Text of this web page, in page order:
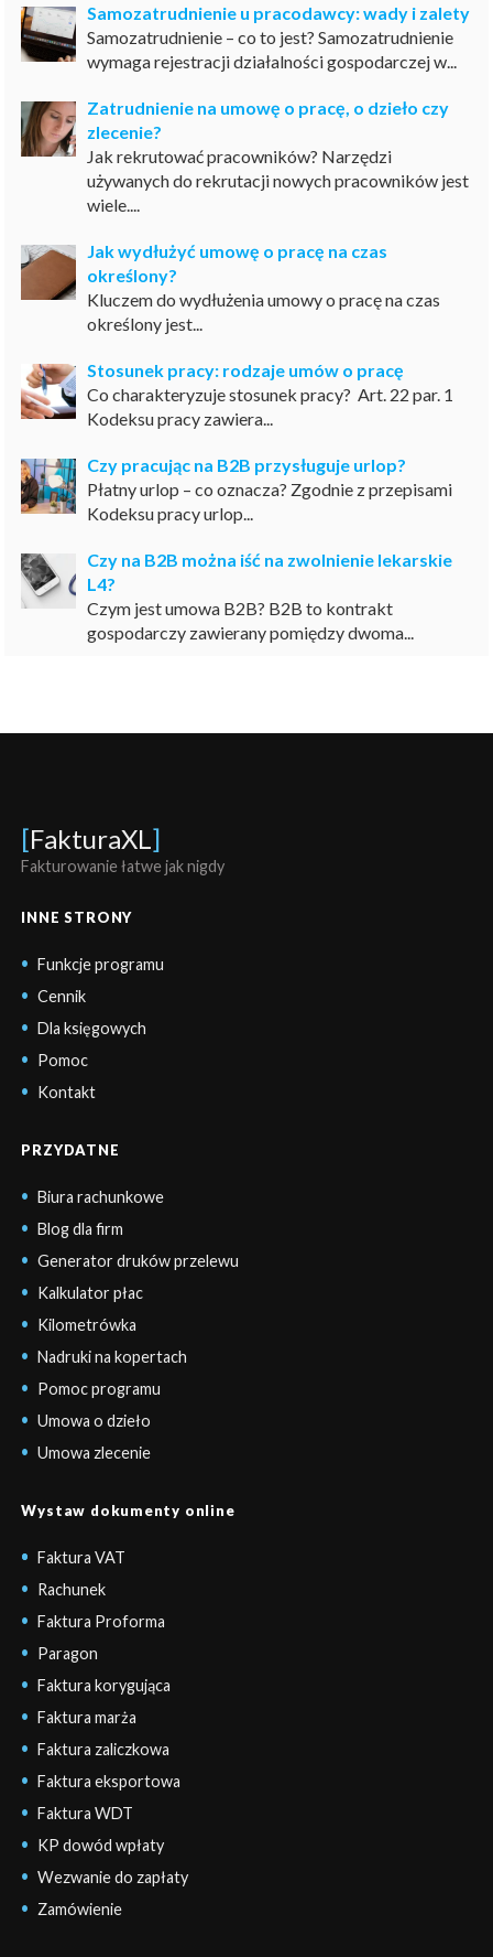
Samozatrudnienie u pracodawcy: wady i zalety
Samozatrudnienie – co to jest? Samozatrudnienie
wymaga rejestracji działalności gospodarczej w...
Zatrudnienie na umowę o pracę, o dzieło czy
zlecenie?
Jak rekrutować pracowników? Narzędzi
używanych do rekrutacji nowych pracowników jest
wiele....
Jak wydłużyć umowę o pracę na czas
określony?
Kluczem do wydłużenia umowy o pracę na czas
określony jest...
Stosunek pracy: rodzaje umów o pracę
Co charakteryzuje stosunek pracy? Art. 22 par. 1
Kodeksu pracy zawiera...
Czy pracując na B2B przysługuje urlop?
Płatny urlop – co oznacza? Zgodnie z przepisami
Kodeksu pracy urlop...
Czy na B2B można iść na zwolnienie lekarskie
L4?
Czym jest umowa B2B? B2B to kontrakt
gospodarczy zawierany pomiędzy dwoma...
[FakturaXL ]
Fakturowanie łatwe jak nigdy
INNE STRONY
Funkcje programu
Cennik
Dla księgowych
Pomoc
Kontakt
PRZYDATNE
Biura rachunkowe
Blog dla firm
Generator druków przelewu
Kalkulator płac
Kilometrówka
Nadruki na kopertach
Pomoc programu
Umowa o dzieło
Umowa zlecenie
Wystaw dokumenty online
Faktura VAT
Rachunek
Faktura Proforma
Paragon
Faktura korygująca
Faktura marża
Faktura zaliczkowa
Faktura eksportowa
Faktura WDT
KP dowód wpłaty
Wezwanie do zapłaty
Zamówienie